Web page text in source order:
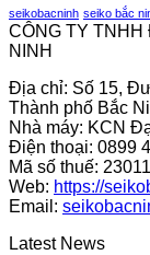
seikobacninh seiko bắc
CÔNG TY
NINH
Địa chỉ: Số 15,
Thành phố Bắc
Nhà máy: KCN
Điện thoại: 0899
Mã số thuế:
Web: https://
Email:
Latest News